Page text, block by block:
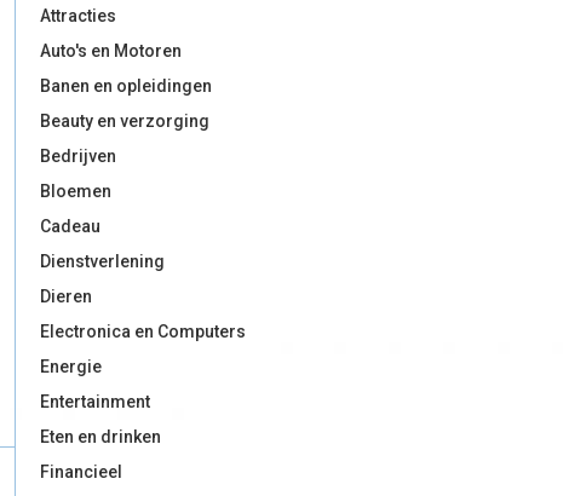
Attracties
Auto's en Motoren
Banen en opleidingen
Beauty en verzorging
Bedrijven
Bloemen
Cadeau
Dienstverlening
Dieren
Electronica en Computers
Energie
Entertainment
Eten en drinken
Financieel